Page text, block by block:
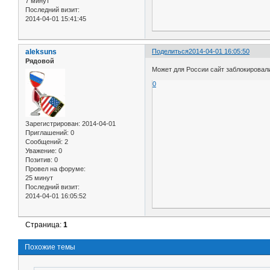
Последний визит:
2014-04-01 15:41:45
Поделиться2014-04-01 16:05:50
aleksuns
Рядовой
Зарегистрирован: 2014-04-01
Приглашений: 0
Сообщений: 2
Уважение: 0
Позитив: 0
Провел на форуме:
25 минут
Последний визит:
2014-04-01 16:05:52
Может для России сайт
0
Страница:1
Похожие темы